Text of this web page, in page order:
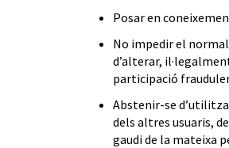
Posar en
No impedir el
d’alterar,
participació
Abstenir-se
dels altres usuaris,
gaudi de la mateixa